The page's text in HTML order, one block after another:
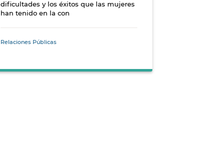
dificultades y los éxitos que las mujeres
han tenido en la con
Relaciones Públicas